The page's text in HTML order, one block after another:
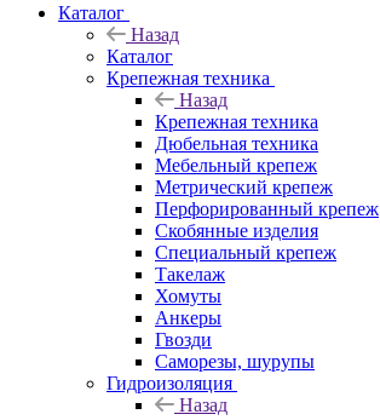
Каталог
Назад
Каталог
Крепежная техника
Назад
Крепежная техника
Дюбельная техника
Мебельный крепеж
Метрический крепеж
Перфорированный крепеж
Скобянные изделия
Специальный крепеж
Такелаж
Хомуты
Анкеры
Гвозди
Саморезы, шурупы
Гидроизоляция
Назад